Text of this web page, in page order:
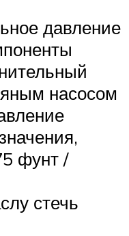
давление
насосом
фунт /
стечь